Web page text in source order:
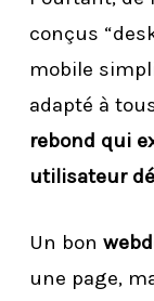
conçus
mobile
adapté à
rebond qui
utilisateur
Un bon
une page,